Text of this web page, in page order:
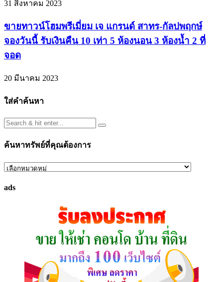
31 สิงหาคม 2023
ขายทาวน์โฮมพรีเมี่ยม เจ แกรนด์ สาทร-กัลปพฤกษ์
จองวันนี้ รับเงินคืน 10 เท่า 5 ห้องนอน 3 ห้องน้ำ 2 ที่
จอด
20 มีนาคม 2023
ใส่คำค้นหา
ค้นหาทรัพย์ที่คุณต้องการ
ค้นหา
ที่
ads